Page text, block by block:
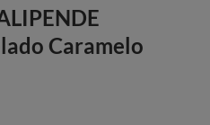
Caramelo